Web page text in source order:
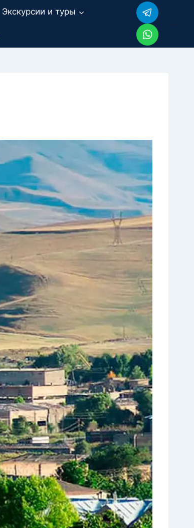
Экскурсии и туры